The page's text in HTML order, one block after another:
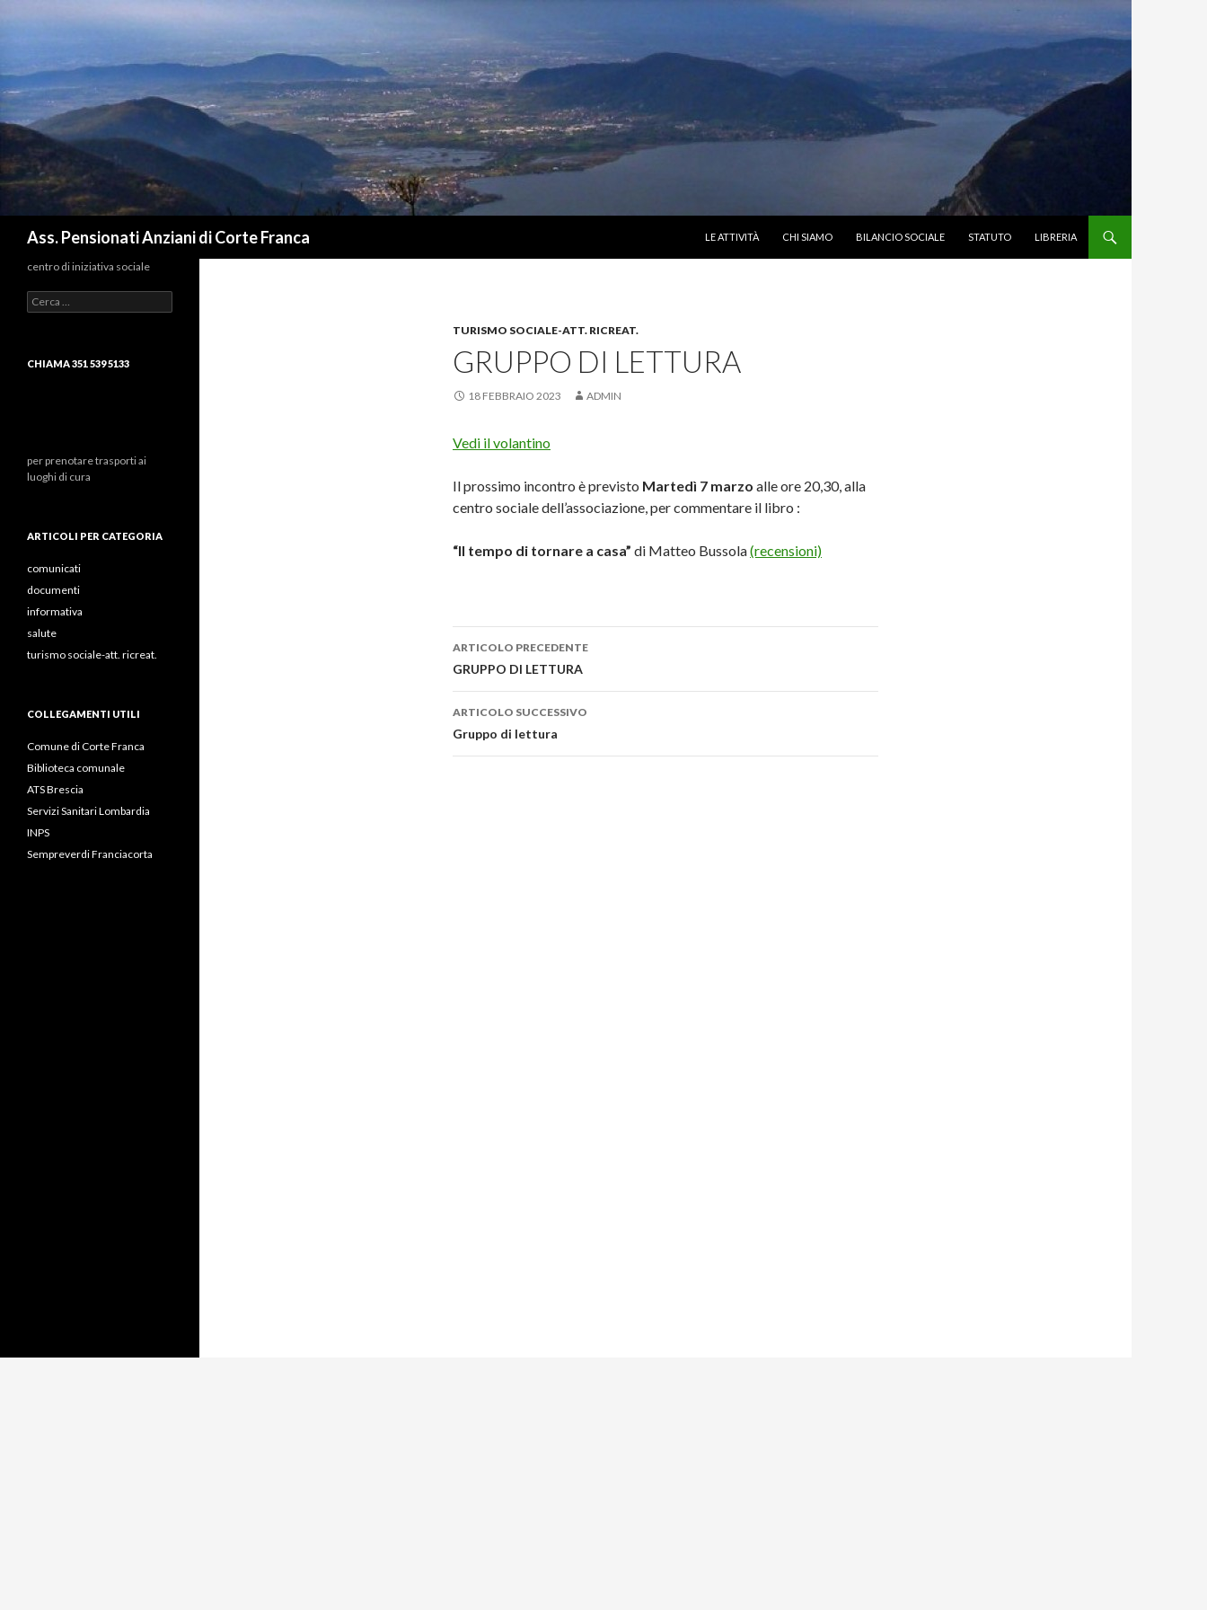
Ass. Pensionati Anziani di Corte Franca
LE ATTIVITÀ
CHI SIAMO BILANCIO SOCIALE STATUTO LIBRERIA
TURISMO SOCIALE-ATT. RICREAT.
GRUPPO DI LETTURA
18 FEBBRAIO 2023 ADMIN
Vedi il volantino
Il prossimo incontro è previsto Martedì 7 marzo alle ore 20,30, alla
centro sociale dell’associazione, per commentare il libro :
“Il tempo di tornare a casa” di Matteo Bussola(recensioni)
Navigazione
articolo
ARTICOLO PRECEDENTE
GRUPPO DI LETTURA
ARTICOLO SUCCESSIVO
Gruppo di lettura
centro di iniziativa sociale
Ricerca
per:
CHIAMA 351 539 5133
per prenotare trasporti ai
luoghi di cura
ARTICOLI PER CATEGORIA
comunicati
documenti
informativa
salute
turismo sociale-att. ricreat.
COLLEGAMENTI UTILI
Comune di Corte Franca
Biblioteca comunale
ATS Brescia
Servizi Sanitari Lombardia
INPS
Sempreverdi Franciacorta